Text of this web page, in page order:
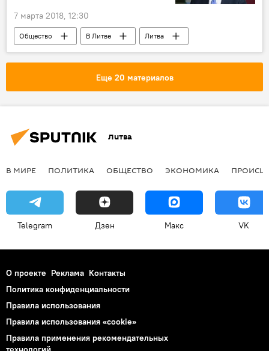
7 марта 2018, 12:30
Общество В Литве
Литва
сексуальные домогательства
Еще 20 материалов
Литва
В МИРЕ ПОЛИТИКА ОБЩЕСТВО ЭКОНОМИКА
Telegram Дзен Макс VK
О проекте Реклама Контакты
Политика конфиденциальности
Правила использования
Правила использования «cookie»
Правила применения рекомендательных